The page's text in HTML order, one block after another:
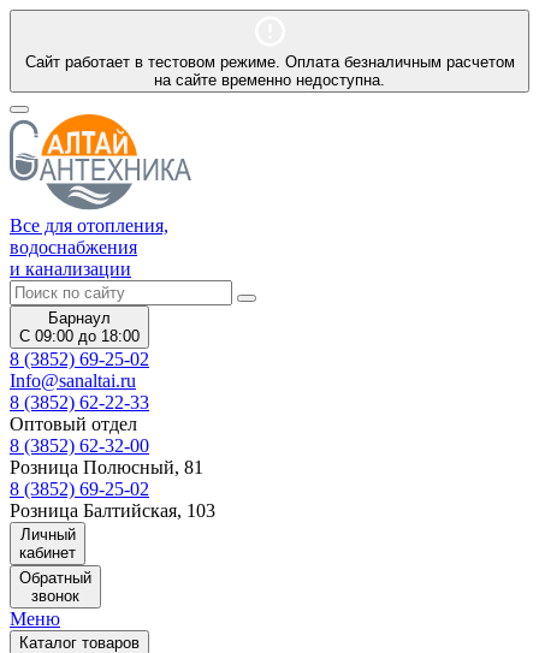
Сайт работает в тестовом режиме. Оплата безналичным расчетом
на сайте временно недоступна.
Все для отопления,
водоснабжения
и канализации
Барнаул
С 09:00 до 18:00
8 (3852) 69-25-02
Info@sanaltai.ru
8 (3852) 62-22-33
Оптовый отдел
8 (3852) 62-32-00
Розница Полюсный, 81
8 (3852) 69-25-02
Розница Балтийская, 103
Личный
кабинет
Обратный
звонок
Меню
Каталог товаров